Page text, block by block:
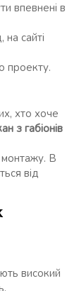
впевнені в
сайті
проекту.
хто хоче
з габіонів
монтажу. В
від
високий